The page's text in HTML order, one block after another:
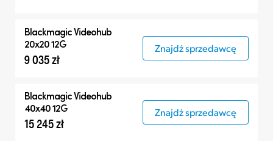
Blackmagic Videohub
20x20 12G
9 035 zł
Znajdź sprzedawcę
Blackmagic Videohub
40x40 12G
15 245 zł
Znajdź sprzedawcę